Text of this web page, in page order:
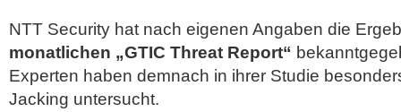
NTT Security hat nach eigenen Angaben die
monatlichen „GTIC Threat Report“
Experten haben demnach in ihrer Studie
Jacking untersucht.